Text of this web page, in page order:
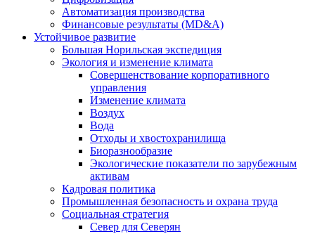
Автоматизация производства
Финансовые результаты (MD&A)
Устойчивое развитие
Большая Норильская экспедиция
Экология и изменение климата
Совершенствование корпоративного
управления
Изменение климата
Воздух
Вода
Отходы и хвостохранилища
Биоразнообразие
Экологические показатели по зарубежным
активам
Кадровая политика
Промышленная безопасность и охрана труда
Социальная стратегия
Север для Северян